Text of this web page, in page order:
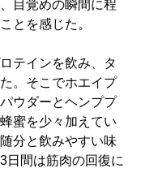
目覚めの瞬間に程
とを感じた。
テインを飲み、タ
。そこでホエイプ
ウダーとヘンププ
蜜を少々加えてい
分と飲みやすい味
日間は筋肉の回復に